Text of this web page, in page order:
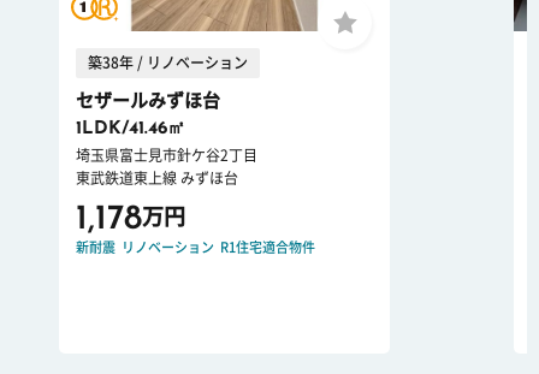
築38年 / リノベーション
セザールみずほ台
1LDK/41.46㎡
埼玉県富士見市針ケ谷2丁目
東武鉄道東上線 みずほ台
1,178万円
新耐震 リノベーション R1住宅適合物件